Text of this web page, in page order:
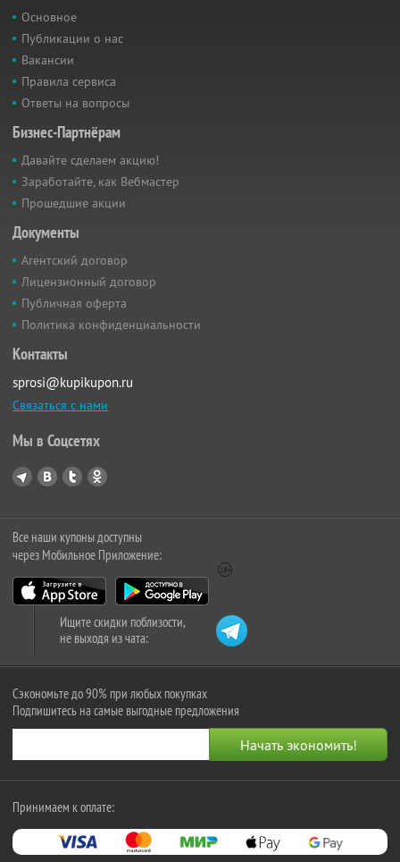
Основное
Публикации о нас
Вакансии
Правила сервиса
Ответы на вопросы
Бизнес-Партнёрам
Давайте сделаем акцию!
Заработайте, как Вебмастер
Прошедшие акции
Документы
Агентский договор
Лицензионный договор
Публичная оферта
Политика конфиденциальности
Контакты
sprosi@kupikupon.ru
Связаться с нами
Мы в Соцсетях
Все наши купоны доступны
через Мобильное Приложение:
Ищите скидки поблизости,
не выходя из чата:
Сэкономьте до 90% при любых покупках
Подпишитесь на самые выгодные предложения
Принимаем к оплате: